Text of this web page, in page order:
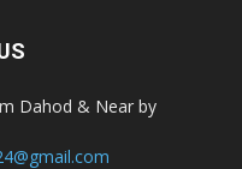
Dahod & Near by